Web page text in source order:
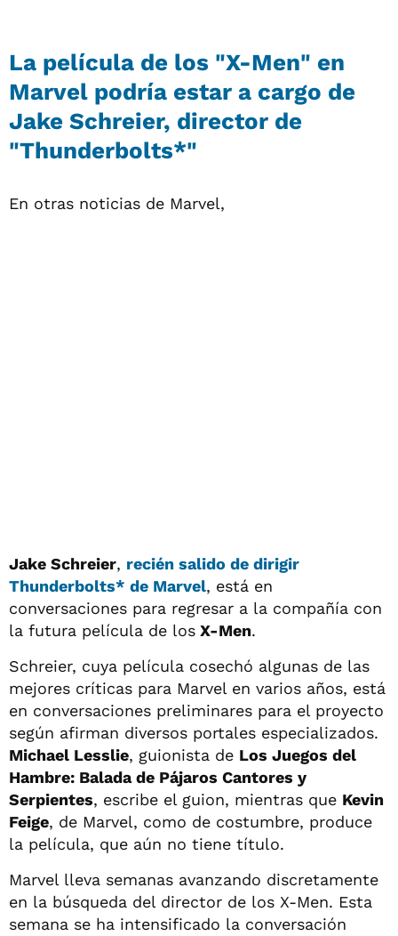
La película de los "X-Men" en
Marvel podría estar a cargo de
Jake Schreier, director de
"Thunderbolts*"
En otras noticias de Marvel,
Jake Schreier, recién salido de dirigir
Thunderbolts* de Marvel, está en
conversaciones para regresar a la compañía con
la futura película de los X-Men.
Schreier, cuya película cosechó algunas de las
mejores críticas para Marvel en varios años, está
en conversaciones preliminares para el proyecto
según afirman diversos portales especializados.
Michael Lesslie, guionista de Los Juegos del
Hambre: Balada de Pájaros Cantores y
Serpientes, escribe el guion, mientras que Kevin
Feige, de Marvel, como de costumbre, produce
la película, que aún no tiene título.
Marvel lleva semanas avanzando discretamente
en la búsqueda del director de los X-Men. Esta
semana se ha intensificado la conversación